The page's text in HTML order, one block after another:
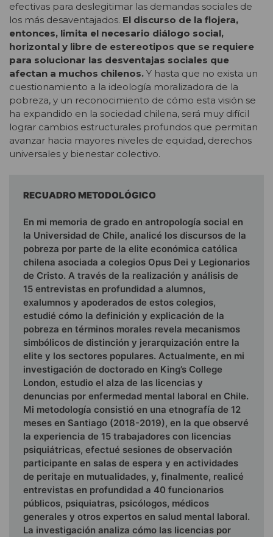
efectivas para deslegitimar las demandas sociales de
los más desaventajados. El discurso de la flojera,
entonces, limita el necesario diálogo social,
horizontal y libre de estereotipos que se requiere
para solucionar las desventajas sociales que
afectan a muchos chilenos. Y hasta que no exista un
cuestionamiento a la ideología moralizadora de la
pobreza, y un reconocimiento de cómo esta visión se
ha expandido en la sociedad chilena, será muy difícil
lograr cambios estructurales profundos que permitan
avanzar hacia mayores niveles de equidad, derechos
universales y bienestar colectivo.
RECUADRO METODOLÓGICO
En mi memoria de grado en antropología social en
la Universidad de Chile, analicé los discursos de la
pobreza por parte de la elite económica católica
chilena asociada a colegios Opus Dei y Legionarios
de Cristo. A través de la realización y análisis de
15 entrevistas en profundidad a alumnos,
exalumnos y apoderados de estos colegios,
estudié cómo la definición y explicación de la
pobreza en términos morales revela mecanismos
simbólicos de distinción y jerarquización entre la
elite y los sectores populares. Actualmente, en mi
investigación de doctorado en King’s College
London, estudio el alza de las licencias y
denuncias por enfermedad mental laboral en Chile.
Mi metodología consistió en una etnografía de 12
meses en Santiago (2018-2019), en la que observé
la experiencia de 15 trabajadores con licencias
psiquiátricas, efectué sesiones de observación
participante en salas de espera y en actividades
de peritaje en mutualidades, y, finalmente, realicé
entrevistas en profundidad a 40 funcionarios
públicos, psiquiatras, psicólogos, médicos
generales y otros expertos en salud mental laboral.
La investigación analiza cómo las licencias por